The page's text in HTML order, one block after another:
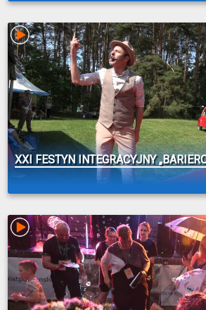
XXI FESTYN INTEGRACYJNY